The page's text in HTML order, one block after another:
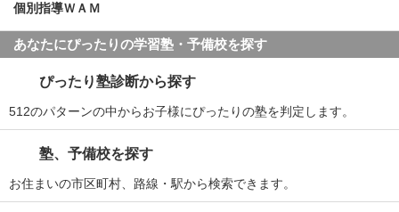
個別指導ＷＡＭ
あなたにぴったりの学習塾・予備校を探す
ぴったり塾診断から探す
512のパターンの中からお子様にぴったりの塾を判定します。
塾、予備校を探す
お住まいの市区町村、路線・駅から検索できます。